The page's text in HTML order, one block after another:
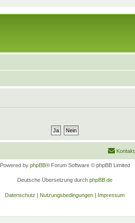
Kontakt
Powered by phpBB® Forum Software © phpBB Limited
Deutsche Übersetzung durch phpBB.de
Datenschutz | Nutzungsbedingungen | Impressum